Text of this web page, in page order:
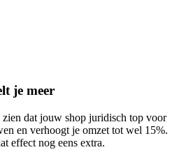
je meer
dat jouw shop juridisch top voor
en verhoogt je omzet tot wel 15%.
effect nog eens extra.